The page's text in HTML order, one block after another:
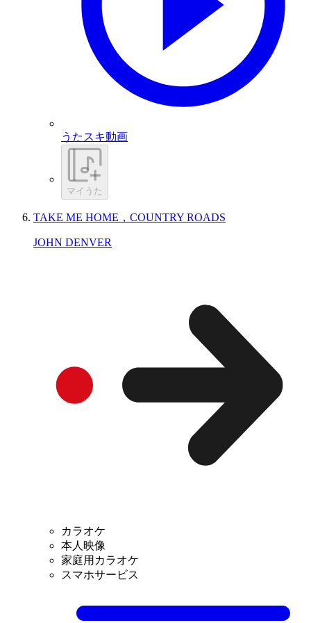
うたスキ動画
マイうた
TAKE ME HOME，COUNTRY ROADS
JOHN DENVER
カラオケ
本人映像
家庭用カラオケ
スマホサービス